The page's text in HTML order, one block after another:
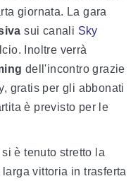
giornata. La gara
sui canali Sky
Inoltre verrà
dell'incontro grazie
gratis per gli abbonati
è previsto per le
è tenuto stretto la
vittoria in trasferta